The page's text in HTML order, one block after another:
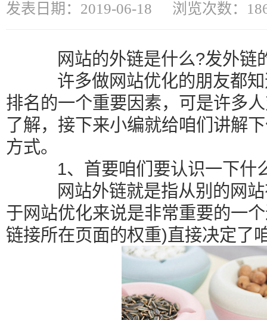
发表日期：2019-06-18 浏览次数：
网站的外链是什么?发外链
许多做网站优化的朋友都知
排名的一个重要因素，可是许多
了解，接下来小编就给咱们讲解
方式。
1、首要咱们要认识一下什
网站外链就是指从别的网站
于网站优化来说是非常重要的一
链接所在页面的权重)直接决定了